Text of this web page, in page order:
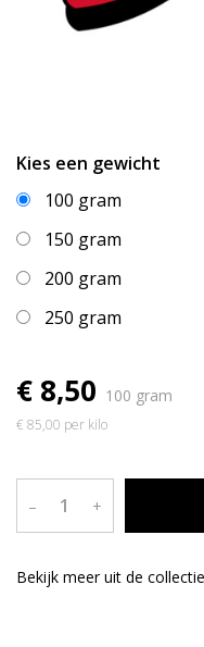
Kies een gewicht
100 gram
150 gram
200 gram
250 gram
€ 8,50 100 gram
€ 85,00 per kilo
– +
Bekijk meer uit de